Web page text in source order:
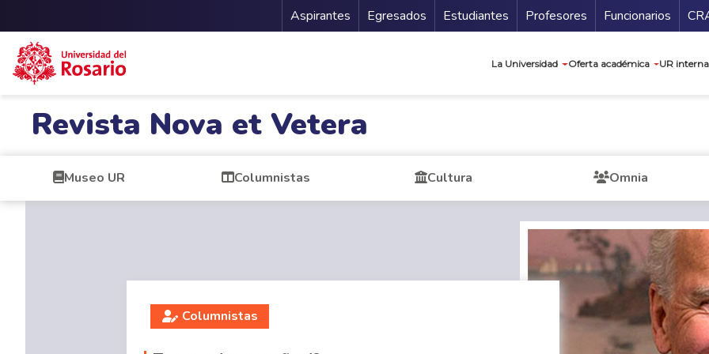
Menu Secundario
Aspirantes Egresados Estudiantes Profesores Funcionarios
La Universidad Oferta académica UR
Revista Nova et Vetera
Museo UR Columnistas Cultura Omnia
Columnistas